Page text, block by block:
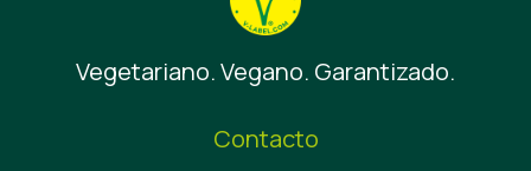
Vegetariano. Vegano. Garantizado.
Contacto